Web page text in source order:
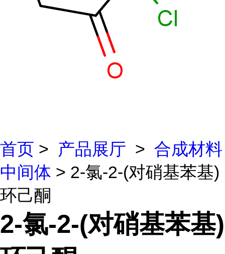
首页 > 产品展厅 > 合成材料
中间体 > 2-氯-2-(对硝基苯基)
环己酮
2-氯-2-(对硝基苯基)